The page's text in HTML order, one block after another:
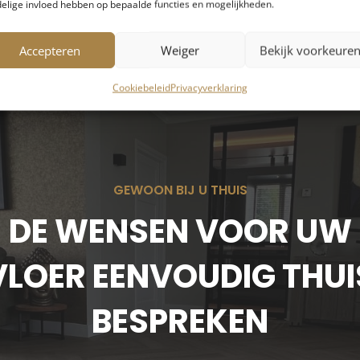
invloed hebben op bepaalde functies en mogelijkheden.
Accepteren Weiger Bekijk voorkeuren
CookiebeleidPrivacyverklaring
GEWOON BIJ U THUIS
DE WENSEN VOOR UW
EENVOUDIG
BESPREKEN